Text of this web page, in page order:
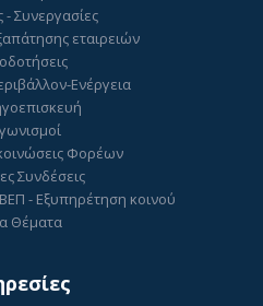
- Συνεργασίες
εταιρειών
Ενέργεια
Φορέων
Συνδέσεις
- Εξυπηρέτηση κοινού
Θέματα